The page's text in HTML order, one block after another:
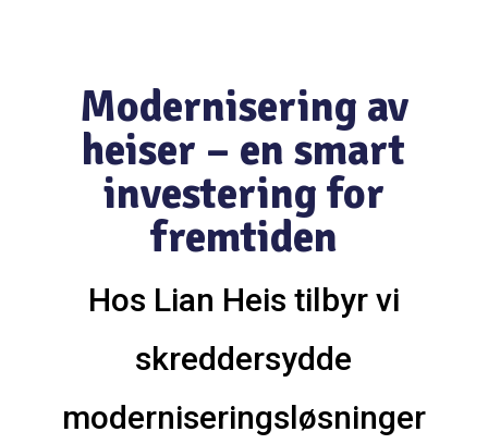
Modernisering av
heiser – en smart
investering for
fremtiden
Hos Lian Heis tilbyr vi
skreddersydde
moderniseringsløsninger